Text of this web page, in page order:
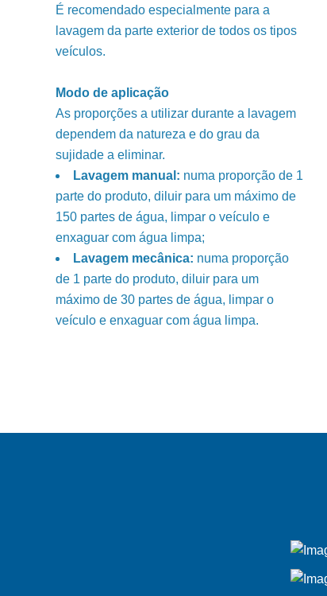
É recomendado especialmente para a
lavagem da parte exterior de todos os tipos
veículos.
Modo de aplicação
As proporções a utilizar durante a lavagem
dependem da natureza e do grau da
sujidade a eliminar.
Lavagem manual: numa proporção de 1
parte do produto, diluir para um máximo de
150 partes de água, limpar o veículo e
enxaguar com água limpa;
Lavagem mecânica: numa proporção
de 1 parte do produto, diluir para um
máximo de 30 partes de água, limpar o
veículo e enxaguar com água limpa.